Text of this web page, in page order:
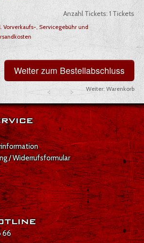
Anzahl Tickets: 1 Tickets
Vorverkaufs-, Servicegebühr und
Weiter: Warenkorb
/ Widerrufsformular
66